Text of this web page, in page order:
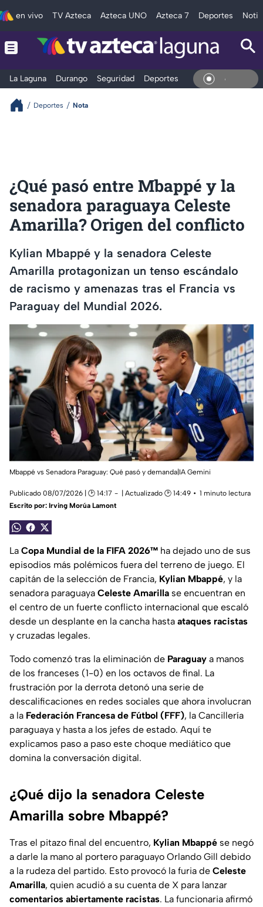
en vivo TV Azteca Azteca UNO Azteca 7 Deportes
La Laguna Durango Seguridad Deportes EntretenimientoEn Vivo
Deportes Nota
¿Qué pasó entre Mbappé y la
senadora paraguaya Celeste
Amarilla? Origen del conflicto
Kylian Mbappé y la senadora Celeste
Amarilla protagonizan un tenso escándalo
de racismo y amenazas tras el Francia vs
Paraguay del Mundial 2026.
Mbappé vs Senadora Paraguay: Qué pasó y demanda|IA Gemini
Publicado 08/07/2026 | 🕑 14:17 | Actualizado 🕑 14:49
1 minuto lectura
Escrito por: Irving Morúa Lamont
La Copa Mundial de la FIFA 2026™ ha dejado uno de sus
episodios más polémicos fuera del terreno de juego. El
capitán de la selección de Francia, Kylian Mbappé, y la
senadora paraguaya Celeste Amarilla se encuentran en
el centro de un fuerte conflicto internacional que escaló
desde un desplante en la cancha hasta ataques racistas
y cruzadas legales.
Todo comenzó tras la eliminación de Paraguay a manos
de los franceses (1-0) en los octavos de final. La
frustración por la derrota detonó una serie de
descalificaciones en redes sociales que ahora involucran
a la Federación Francesa de Fútbol (FFF), la Cancillería
paraguaya y hasta a los jefes de estado. Aquí te
explicamos paso a paso este choque mediático que
domina la conversación digital.
¿Qué dijo la senadora Celeste
Amarilla sobre Mbappé?
Tras el pitazo final del encuentro, Kylian Mbappé se negó
a darle la mano al portero paraguayo Orlando Gill debido
a la rudeza del partido. Esto provocó la furia de Celeste
Amarilla, quien acudió a su cuenta de X para lanzar
comentarios abiertamente racistas. La funcionaria afirmó